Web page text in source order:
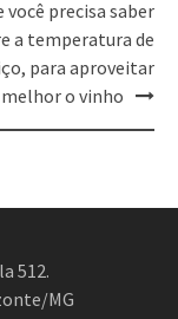
você precisa saber
a temperatura de
para aproveitar
melhor o vinho
512.
MG